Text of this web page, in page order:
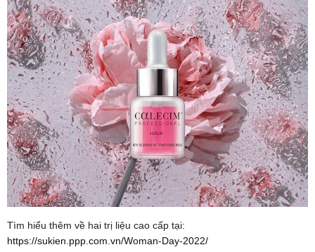
Tìm hiểu thêm về hai trị liệu cao cấp tại:
https://sukien.ppp.com.vn/Woman-Day-2022/